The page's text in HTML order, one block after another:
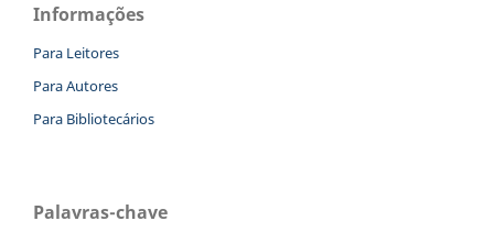
Informações
Para Leitores
Para Autores
Para Bibliotecários
Palavras-chave